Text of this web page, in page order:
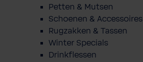
Petten & Mutsen
Schoenen & Accessoires
Rugzakken & Tassen
Winter Specials
Drinkflessen